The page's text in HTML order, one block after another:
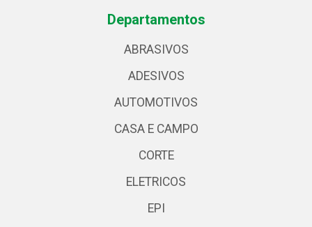
Departamentos
ABRASIVOS
ADESIVOS
AUTOMOTIVOS
CASA E CAMPO
CORTE
ELETRICOS
EPI